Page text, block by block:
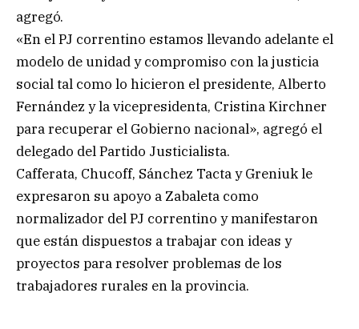
agregó.
«En el PJ correntino estamos llevando adelante el
modelo de unidad y compromiso con la justicia
social tal como lo hicieron el presidente, Alberto
Fernández y la vicepresidenta, Cristina Kirchner
para recuperar el Gobierno nacional», agregó el
delegado del Partido Justicialista.
Cafferata, Chucoff, Sánchez Tacta y Greniuk le
expresaron su apoyo a Zabaleta como
normalizador del PJ correntino y manifestaron
que están dispuestos a trabajar con ideas y
proyectos para resolver problemas de los
trabajadores rurales en la provincia.